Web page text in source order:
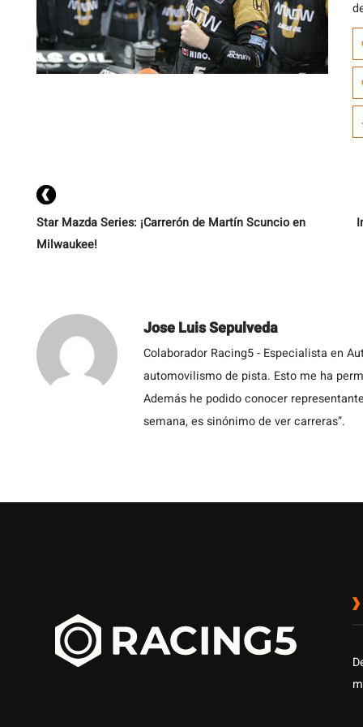
Star Mazda Series: ¡Carrerón de Martín Scuncio en
Milwaukee!
Jose Luis Sepulveda
Colaborador Racing5 - Especialista en
automovilismo de pista. Esto me ha
Además he podido conocer
semana, es sinónimo de ver carreras”.